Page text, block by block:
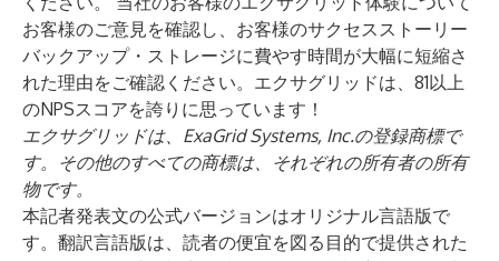
お客様のご意見を確認し、 お客様のサクセスストーリー
バックアップ・ストレージに費やす時間が大幅に短縮さ
れた理由をご確認ください。エクサグリッドは、81以上
のNPSスコアを誇りに思っています！
エクサグリッドは、ExaGrid Systems, Inc.の登録商標で
す。その他のすべての商標は、それぞれの所有者の所有
物です。
本記者発表文の公式バージョンはオリジナル言語版で
す。翻訳言語版は、読者の便宜を図る目的で提供された